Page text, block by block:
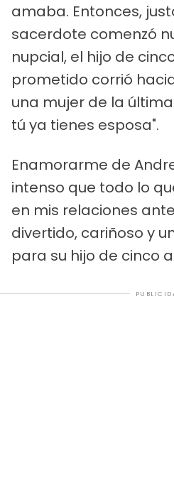
amaba. Entonces,
sacerdote comenzó
nupcial, el hijo de
prometido corrió
una mujer de la
tú ya tienes esposa".
Enamorarme de
intenso que todo lo
en mis relaciones
divertido, cariñoso y
para su hijo de cinco